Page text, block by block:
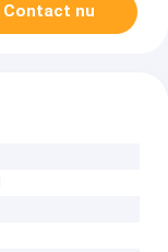
Contact nu